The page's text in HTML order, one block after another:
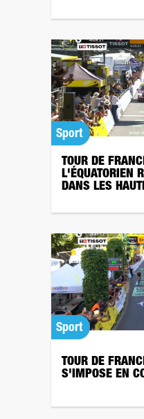
Sport
TOUR DE
L'ÉQUATORIEN
DANS LES
Sport
TOUR DE
S'IMPOSE EN